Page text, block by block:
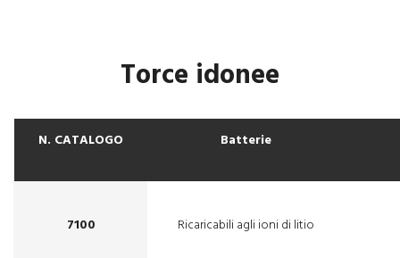
Torce idonee
N. CATALOGO Batterie
7100 Ricaricabili agli ioni di litio